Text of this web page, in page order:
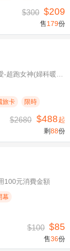
$300 $209
售179份
旅卡 限時
$2680 $488起
剩88份
100元消費金額
幕
$100 $85
售36份